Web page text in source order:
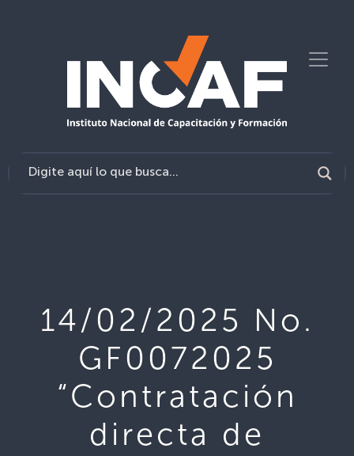
14/02/2025 No.
GF0072025
“Contratación
directa de